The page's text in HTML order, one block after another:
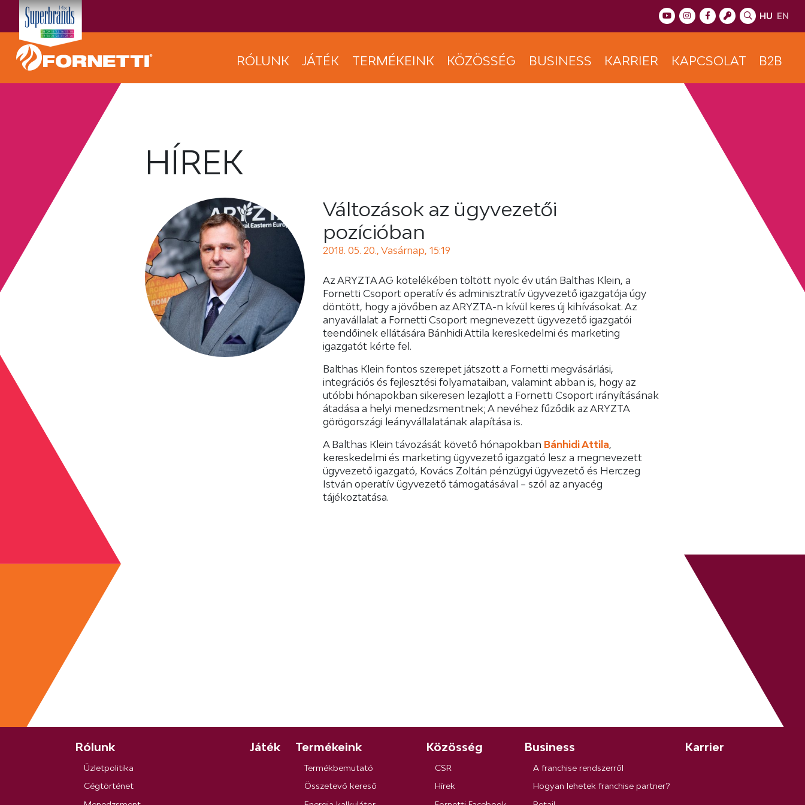
HU EN
RÓLUNK JÁTÉK TERMÉKEINK KÖZÖSSÉG BUSINESS KARRIER KAPCSOLAT B2B
HÍREK
Változások az ügyvezetői
pozícióban
2018. 05. 20., Vasárnap, 15:19
Az ARYZTA AG kötelékében töltött nyolc év után Balthas Klein, a
Fornetti Csoport operatív és adminisztratív ügyvezető igazgatója úgy
döntött, hogy a jövőben az ARYZTA-n kívül keres új kihívásokat. Az
anyavállalat a Fornetti Csoport megnevezett ügyvezető igazgatói
teendőinek ellátására Bánhidi Attila kereskedelmi és marketing
igazgatót kérte fel.
Balthas Klein fontos szerepet játszott a Fornetti megvásárlási,
integrációs és fejlesztési folyamataiban, valamint abban is, hogy az
utóbbi hónapokban sikeresen lezajlott a Fornetti Csoport irányításának
átadása a helyi menedzsmentnek; A nevéhez fűződik az ARYZTA
görögországi leányvállalatának alapítása is.
A Balthas Klein távozását követő hónapokban Bánhidi Attila,
kereskedelmi és marketing ügyvezető igazgató lesz a megnevezett
ügyvezető igazgató, Kovács Zoltán pénzügyi ügyvezető és Herczeg
István operatív ügyvezető támogatásával – szól az anyacég
tájékoztatása.
Rólunk
Üzletpolitika
Cégtörténet
Játék Termékeink
Termékbemutató
Összetevő kereső
Közösség
CSR
Hírek
Business
A franchise rendszerről
Hogyan lehetek franchise partner?
Karrier